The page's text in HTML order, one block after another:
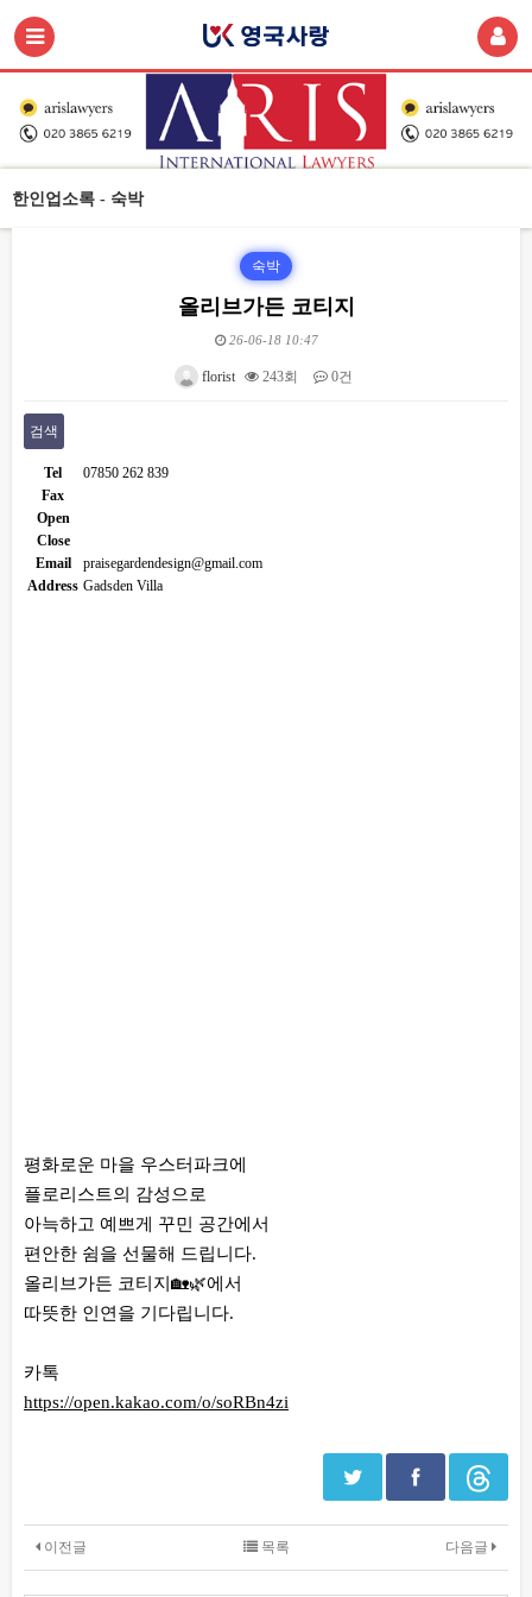
한인업소록 - 숙박
숙박
올리브가든 코티지
26-06-18 10:47
florist 243회 0건
검색
Tel
07850 262 839
Fax
Open
Close
Email
praisegardendesign@gmail.com
Address Gadsden Villa
평화로운 마을 우스터파크에
플로리스트의 감성으로
아늑하고 예쁘게 꾸민 공간에서
편안한 쉼을 선물해 드립니다.
올리브가든 코티지🏡🌿에서
따뜻한 인연을 기다립니다.
카톡
https://open.kakao.com/o/soRBn4zi
이전글 다음글
목록